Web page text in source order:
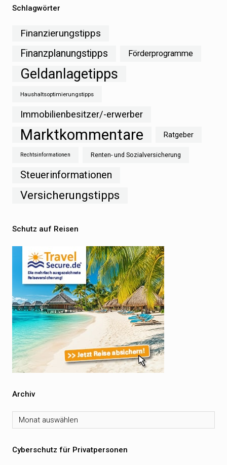
Schlagwörter
Finanzierungstipps
Finanzplanungstipps
Förderprogramme
Geldanlagetipps
Haushaltsoptimierungstipps
Immobilienbesitzer/-erwerber
Marktkommentare Ratgeber
Rechtsinformationen Renten- und Sozialversicherung
Steuerinformationen
Versicherungstipps
Schutz auf Reisen
Archiv
Archiv
Cyberschutz für Privatpersonen